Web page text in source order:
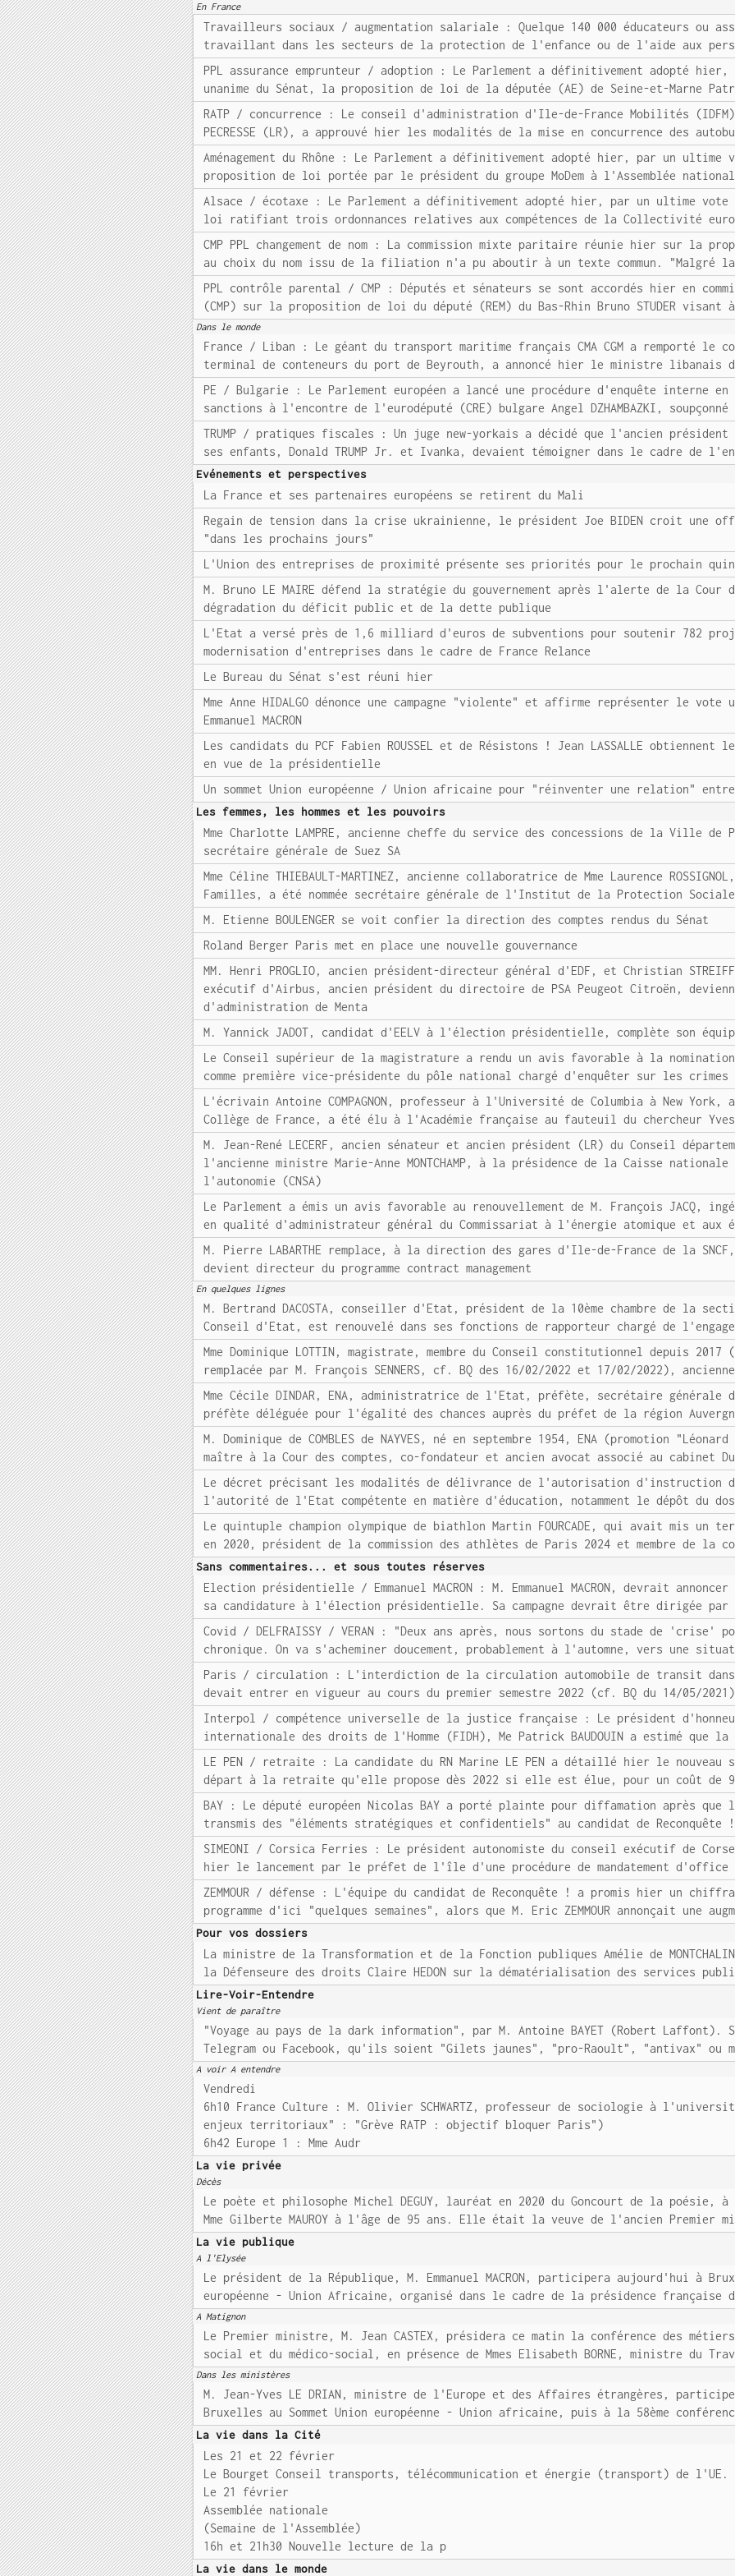
En France
Travailleurs sociaux / augmentation salariale : Quelque 140 000 éducateurs ou
travaillant dans les secteurs de la protection de l'enfance ou de l'aide aux
PPL assurance emprunteur / adoption : Le Parlement a définitivement adopté
unanime du Sénat, la proposition de loi de la députée (AE) de Seine-et-Marne
RATP / concurrence : Le conseil d'administration d'Ile-de-France Mobilités
PECRESSE (LR), a approuvé hier les modalités de la mise en concurrence des
Aménagement du Rhône : Le Parlement a définitivement adopté hier, par un ultime
proposition de loi portée par le président du groupe MoDem à l'Assemblée
Alsace / écotaxe : Le Parlement a définitivement adopté hier, par un ultime
loi ratifiant trois ordonnances relatives aux compétences de la Collectivité
CMP PPL changement de nom : La commission mixte paritaire réunie hier sur la
au choix du nom issu de la filiation n'a pu aboutir à un texte commun. "Malgré
PPL contrôle parental / CMP : Députés et sénateurs se sont accordés hier en
(CMP) sur la proposition de loi du député (REM) du Bas-Rhin Bruno STUDER
Dans le monde
France / Liban : Le géant du transport maritime français CMA CGM a remporté le
terminal de conteneurs du port de Beyrouth, a annoncé hier le ministre libanais
PE / Bulgarie : Le Parlement européen a lancé une procédure d'enquête interne
sanctions à l'encontre de l'eurodéputé (CRE) bulgare Angel DZHAMBAZKI,
TRUMP / pratiques fiscales : Un juge new-yorkais a décidé que l'ancien président
ses enfants, Donald TRUMP Jr. et Ivanka, devaient témoigner dans le cadre de
Evénements et perspectives
La France et ses partenaires européens se retirent du Mali
Regain de tension dans la crise ukrainienne, le président Joe BIDEN croit une
"dans les prochains jours"
L'Union des entreprises de proximité présente ses priorités pour le prochain
M. Bruno LE MAIRE défend la stratégie du gouvernement après l'alerte de la Cour
dégradation du déficit public et de la dette publique
L'Etat a versé près de 1,6 milliard d'euros de subventions pour soutenir 782
modernisation d'entreprises dans le cadre de France Relance
Le Bureau du Sénat s'est réuni hier
Mme Anne HIDALGO dénonce une campagne "violente" et affirme représenter le
Emmanuel MACRON
Les candidats du PCF Fabien ROUSSEL et de Résistons ! Jean LASSALLE obtiennent
en vue de la présidentielle
Un sommet Union européenne / Union africaine pour "réinventer une relation"
Les femmes, les hommes et les pouvoirs
Mme Charlotte LAMPRE, ancienne cheffe du service des concessions de la Ville de
secrétaire générale de Suez SA
Mme Céline THIEBAULT-MARTINEZ, ancienne collaboratrice de Mme Laurence
Familles, a été nommée secrétaire générale de l'Institut de la Protection Sociale
M. Etienne BOULENGER se voit confier la direction des comptes rendus du Sénat
Roland Berger Paris met en place une nouvelle gouvernance
MM. Henri PROGLIO, ancien président-directeur général d'EDF, et Christian
exécutif d'Airbus, ancien président du directoire de PSA Peugeot Citroën,
d'administration de Menta
M. Yannick JADOT, candidat d'EELV à l'élection présidentielle, complète son
Le Conseil supérieur de la magistrature a rendu un avis favorable à la nomination
comme première vice-présidente du pôle national chargé d'enquêter sur les
L'écrivain Antoine COMPAGNON, professeur à l'Université de Columbia à New York,
Collège de France, a été élu à l'Académie française au fauteuil du chercheur Yves
M. Jean-René LECERF, ancien sénateur et ancien président (LR) du Conseil
l'ancienne ministre Marie-Anne MONTCHAMP, à la présidence de la Caisse
l'autonomie (CNSA)
Le Parlement a émis un avis favorable au renouvellement de M. François JACQ,
en qualité d'administrateur général du Commissariat à l'énergie atomique et aux
M. Pierre LABARTHE remplace, à la direction des gares d'Ile-de-France de la SNCF,
devient directeur du programme contract management
En quelques lignes
M. Bertrand DACOSTA, conseiller d'Etat, président de la 10ème chambre de la
Conseil d'Etat, est renouvelé dans ses fonctions de rapporteur chargé de
Mme Dominique LOTTIN, magistrate, membre du Conseil constitutionnel depuis
remplacée par M. François SENNERS, cf. BQ des 16/02/2022 et 17/02/2022),
Mme Cécile DINDAR, ENA, administratrice de l'Etat, préfète, secrétaire générale
préfète déléguée pour l'égalité des chances auprès du préfet de la région
M. Dominique de COMBLES de NAYVES, né en septembre 1954, ENA (promotion
maître à la Cour des comptes, co-fondateur et ancien avocat associé au cabinet
Le décret précisant les modalités de délivrance de l'autorisation d'instruction
l'autorité de l'Etat compétente en matière d'éducation, notamment le dépôt du
Le quintuple champion olympique de biathlon Martin FOURCADE, qui avait mis un
en 2020, président de la commission des athlètes de Paris 2024 et membre de la
Sans commentaires... et sous toutes réserves
Election présidentielle / Emmanuel MACRON : M. Emmanuel MACRON, devrait
sa candidature à l'élection présidentielle. Sa campagne devrait être dirigée par
Covid / DELFRAISSY / VERAN : "Deux ans après, nous sortons du stade de 'crise'
chronique. On va s'acheminer doucement, probablement à l'automne, vers une
Paris / circulation : L'interdiction de la circulation automobile de transit
devait entrer en vigueur au cours du premier semestre 2022 (cf. BQ du 14/05/
Interpol / compétence universelle de la justice française : Le président
internationale des droits de l'Homme (FIDH), Me Patrick BAUDOUIN a estimé que la
LE PEN / retraite : La candidate du RN Marine LE PEN a détaillé hier le nouveau
départ à la retraite qu'elle propose dès 2022 si elle est élue, pour un coût de
BAY : Le député européen Nicolas BAY a porté plainte pour diffamation après
transmis des "éléments stratégiques et confidentiels" au candidat de Reconquête !
SIMEONI / Corsica Ferries : Le président autonomiste du conseil exécutif de Corse
hier le lancement par le préfet de l'île d'une procédure de mandatement
ZEMMOUR / défense : L'équipe du candidat de Reconquête ! a promis hier un
programme d'ici "quelques semaines", alors que M. Eric ZEMMOUR annonçait une
Pour vos dossiers
La ministre de la Transformation et de la Fonction publiques Amélie de
la Défenseure des droits Claire HEDON sur la dématérialisation des services
Lire-Voir-Entendre
Vient de paraître
"Voyage au pays de la dark information", par M. Antoine BAYET (Robert Laffont).
Telegram ou Facebook, qu'ils soient "Gilets jaunes", "pro-Raoult", "antivax"
A voir A entendre
Vendredi
6h10 France Culture : M. Olivier SCHWARTZ, professeur de sociologie à
enjeux territoriaux" : "Grève RATP : objectif bloquer Paris")
6h42 Europe 1 : Mme Audr
La vie privée
Décès
Le poète et philosophe Michel DEGUY, lauréat en 2020 du Goncourt de la poésie,
Mme Gilberte MAUROY à l'âge de 95 ans. Elle était la veuve de l'ancien Premier
La vie publique
A l'Elysée
Le président de la République, M. Emmanuel MACRON, participera aujourd'hui à
européenne - Union Africaine, organisé dans le cadre de la présidence française
A Matignon
Le Premier ministre, M. Jean CASTEX, présidera ce matin la conférence des métiers
social et du médico-social, en présence de Mmes Elisabeth BORNE, ministre du
Dans les ministères
M. Jean-Yves LE DRIAN, ministre de l'Europe et des Affaires étrangères,
Bruxelles au Sommet Union européenne - Union africaine, puis à la 58ème
La vie dans la Cité
Les 21 et 22 février
Le Bourget Conseil transports, télécommunication et énergie (transport) de l'UE.
Le 21 février
Assemblée nationale
(Semaine de l'Assemblée)
16h et 21h30 Nouvelle lecture de la p
La vie dans le monde